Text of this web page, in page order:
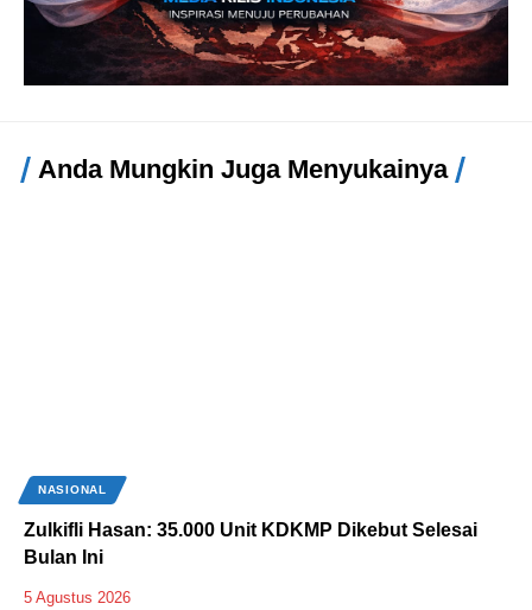
Anda Mungkin Juga Menyukainya
NASIONAL
Zulkifli Hasan: 35.000 Unit KDKMP Dikebut Selesai
Bulan Ini
5 Agustus 2026